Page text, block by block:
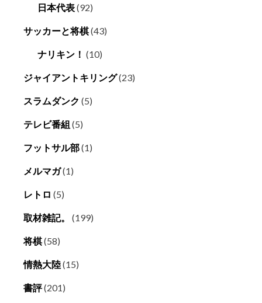
日本代表(92)
サッカーと将棋(43)
ナリキン！ (10)
ジャイアントキリング(23)
スラムダンク (5)
テレビ番組 (5)
フットサル部(1)
メルマガ(1)
レトロ (5)
取材雑記。 (199)
将棋(58)
情熱大陸(15)
書評(201)